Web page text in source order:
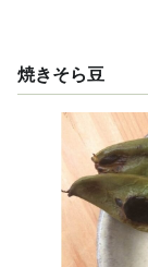
焼きそら豆